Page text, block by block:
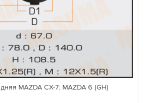
MAZDA CX-7; MAZDA 6 (GH)